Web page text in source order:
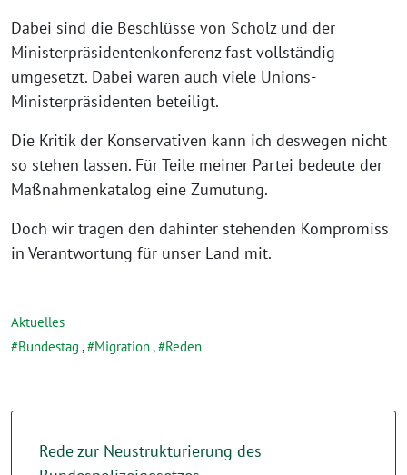
Dabei sind die Beschlüsse von Scholz und der
Ministerpräsidentenkonferenz fast vollständig
umgesetzt. Dabei waren auch viele Unions-
Ministerpräsidenten beteiligt.
Die Kritik der Konservativen kann ich deswegen nicht
so stehen lassen. Für Teile meiner Partei bedeute der
Maßnahmenkatalog eine Zumutung.
Doch wir tragen den dahinter stehenden Kompromiss
in Verantwortung für unser Land mit.
Aktuelles
Bundestag , Migration, Reden
Rede zur Neustrukturierung des